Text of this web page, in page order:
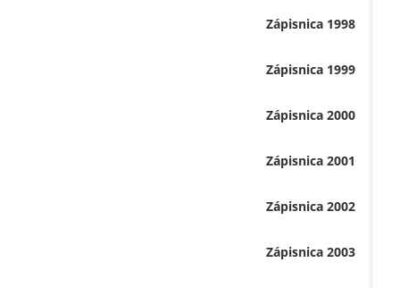
Zápisnica 1998
Zápisnica 1999
Zápisnica 2000
Zápisnica 2001
Zápisnica 2002
Zápisnica 2003